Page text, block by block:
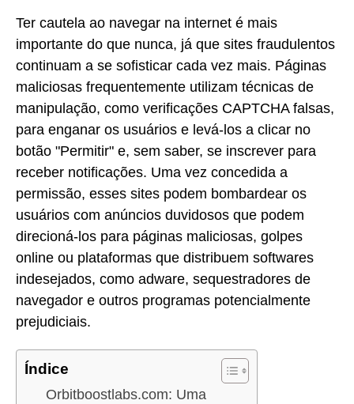
Ter cautela ao navegar na internet é mais
importante do que nunca, já que sites fraudulentos
continuam a se sofisticar cada vez mais. Páginas
maliciosas frequentemente utilizam técnicas de
manipulação, como verificações CAPTCHA falsas,
para enganar os usuários e levá-los a clicar no
botão "Permitir" e, sem saber, se inscrever para
receber notificações. Uma vez concedida a
permissão, esses sites podem bombardear os
usuários com anúncios duvidosos que podem
direcioná-los para páginas maliciosas, golpes
online ou plataformas que distribuem softwares
indesejados, como adware, sequestradores de
navegador e outros programas potencialmente
prejudiciais.
Índice
Orbitboostlabs.com: Uma